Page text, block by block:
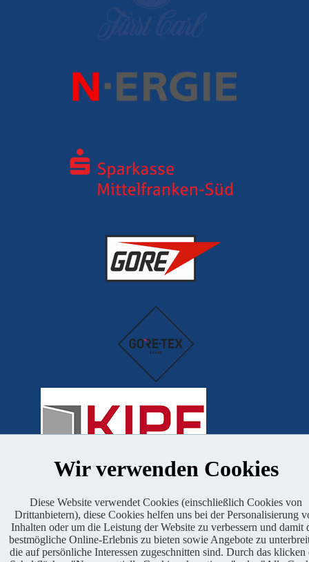
Genehmigter Lauf
Wir verwenden Cookies
Diese Website verwendet Cookies (einschließlich Cookies von
Drittanbietern), diese Cookies helfen uns bei der Personalisierung
Inhalten oder um die Leistung der Website zu verbessern und damit
bestmögliche Online-Erlebnis zu bieten sowie Angebote zu
die auf persönliche Interessen zugeschnitten sind. Durch das klicken